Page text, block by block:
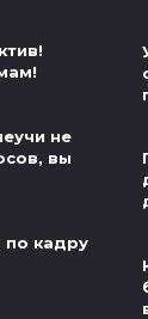
не
вы
по кадру